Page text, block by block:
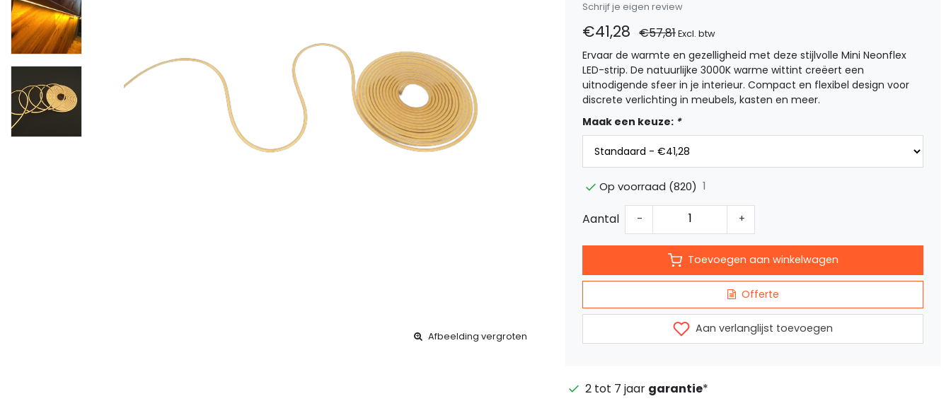
Afbeelding vergroten
Schrijf je eigen review
€41,28 €57,81Excl. btw
Ervaar de warmte en gezelligheid met deze stijlvolle Mini Neonflex
LED-strip. De natuurlijke 3000K warme wittint creëert een
uitnodigende sfeer in je interieur. Compact en flexibel design voor
discrete verlichting in meubels, kasten en meer.
Maak een keuze: *
Op voorraad (820) 1
Aantal - +
Toevoegen aan winkelwagen
Offerte
Aan verlanglijst toevoegen
2 tot 7 jaar garantie*